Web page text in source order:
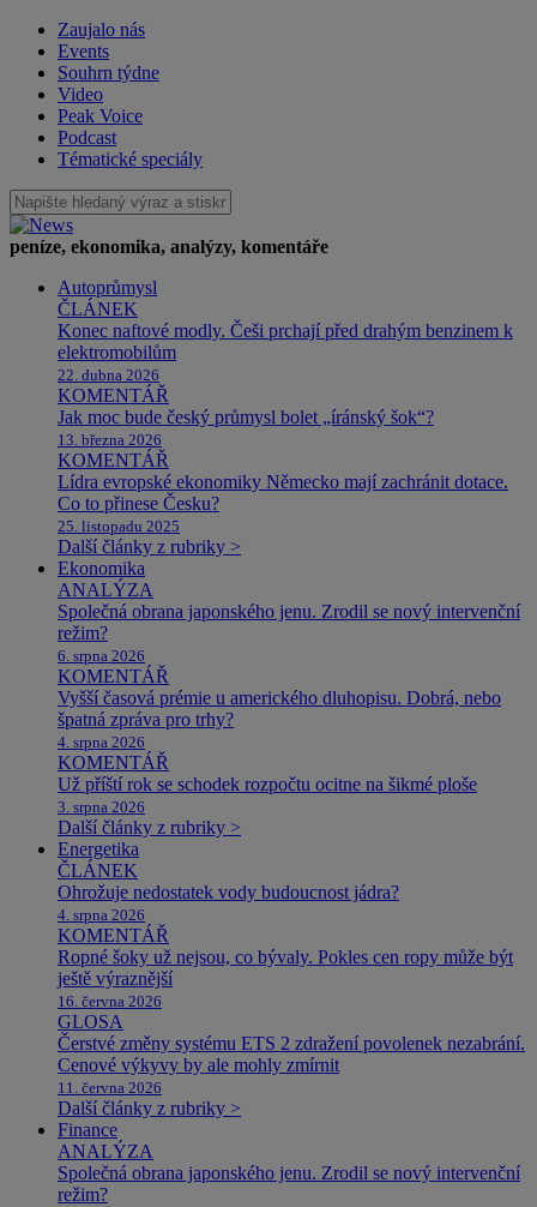
Zaujalo nás
Events
Souhrn týdne
Video
Peak Voice
Podcast
Tématické speciály
peníze, ekonomika, analýzy, komentáře
Autoprůmysl
ČLÁNEK
Konec naftové modly. Češi prchají před drahým benzinem k
elektromobilům
22. dubna 2026
KOMENTÁŘ
Jak moc bude český průmysl bolet „íránský šok“?
13. března 2026
KOMENTÁŘ
Lídra evropské ekonomiky Německo mají zachránit dotace.
Co to přinese Česku?
25. listopadu 2025
Další články z rubriky >
Ekonomika
ANALÝZA
Společná obrana japonského jenu. Zrodil se nový intervenční
režim?
6. srpna 2026
KOMENTÁŘ
Vyšší časová prémie u amerického dluhopisu. Dobrá, nebo
špatná zpráva pro trhy?
4. srpna 2026
KOMENTÁŘ
Už příští rok se schodek rozpočtu ocitne na šikmé ploše
3. srpna 2026
Další články z rubriky >
Energetika
ČLÁNEK
Ohrožuje nedostatek vody budoucnost jádra?
4. srpna 2026
KOMENTÁŘ
Ropné šoky už nejsou, co bývaly. Pokles cen ropy může být
ještě výraznější
16. června 2026
GLOSA
Čerstvé změny systému ETS 2 zdražení povolenek nezabrání.
Cenové výkyvy by ale mohly zmírnit
11. června 2026
Další články z rubriky >
Finance
ANALÝZA
Společná obrana japonského jenu. Zrodil se nový intervenční
režim?